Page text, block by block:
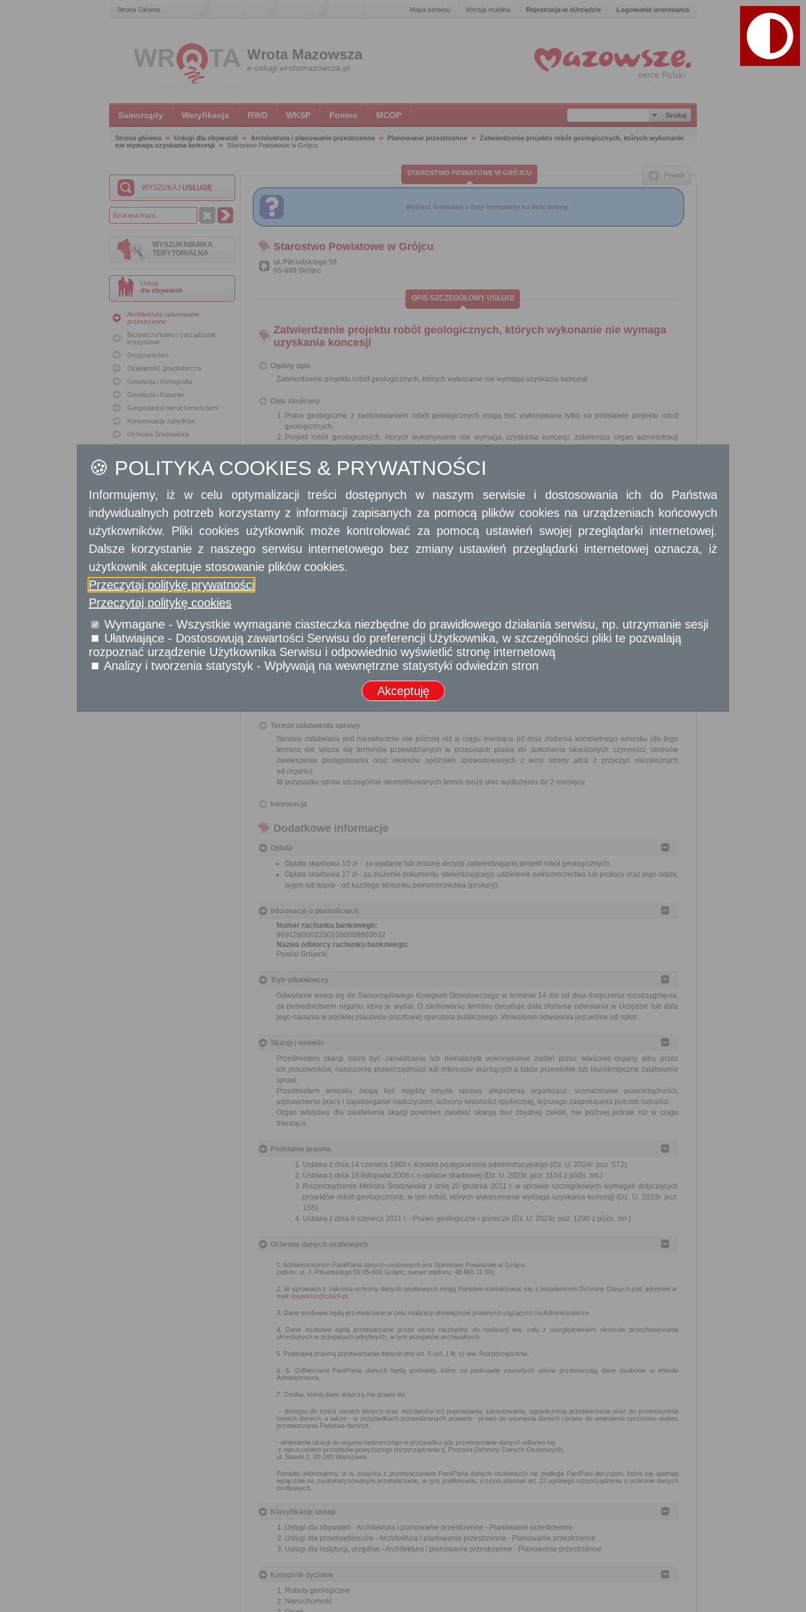
Strona Główna Mapa serwisu Wersja mobilna Rejestracja w eUrzędzie Logowanie interesanta
Wrota Mazowsza
e-uslugi.wrotamazowsza.pl
Samorządy Weryfikacja RWD WKSP Pomoc MCOP
Strona główna Usługi dla obywateli Architektura i planowanie przestrzenne Planowanie przestrzenne
Zatwierdzenie projektu robót geologicznych, których wykonanie
nie wymaga uzyskania koncesji
Starostwo Powiatowe w Grójcu
WYSZUKAJ USŁUGĘ
WYSZUKIWARKA
TERYTORIALNA
Usługi
dla obywateli
Architektura i planowanie
przestrzenne
Bezpieczeństwo i zarządzanie
kryzysowe
Drogownictwo
Działalność gospodarcza
Geodezja i Kartografia
Geodezja i Kataster
Gospodarka nieruchomościami
Konserwacja zabytków
Ochrona Środowiska
Podatki i opłaty lokalne
Polityka lokalowa
Skargi i wnioski
Sport i Rekreacja
Sprawy komunalne
Sprawy obywatelskie
Udostępnianie informacji publicznej
Urząd Stanu Cywilnego
Usługi
dla przedsiębiorców
Usługi
dla instytucji,
urzędów
STAROSTWO POWIATOWE W GRÓJCU Powrót
Wybierz formularz z listy formularzy na dole strony.
Starostwo Powiatowe w Grójcu
ul. Piłsudskiego 59
05-600 Grójec
OPIS SZCZEGÓŁOWY USŁUGI
Zatwierdzenie projektu robót geologicznych, których wykonanie nie wymaga
uzyskania koncesji
Ogólny opis
Zatwierdzenie projektu robót geologicznych, których wykonanie nie wymaga uzyskania koncesji
Opis skrócony
Prace geologiczne z zastosowaniem robót geologicznych mogą być wykonywane tylko na podstawie projektu robót
geologicznych.
Projekt robót geologicznych, których wykonywanie nie wymaga uzyskania koncesji, zatwierdza organ administracji
Zatwierdzenie projektu robót geologicznych wymaga opinii wójta (burmistrza, prezydenta miasta) właściwego
ze względu na miejsce wykonywania robót geologicznych, a w przypadku robót geologicznych wykonywanych
węglowodorów - opinii Prezesa Wyższego Urzędu Górniczego w zakresie technicznych możliwości prowadzenia
działalności oraz zapewnienia jej bezpieczeństwa.
Przepisów ustawy z dnia 9 czerwca 2011 r. - Prawo geologiczne i górnicze dotyczących użytkowania górniczego
Projekt zatwierdza się na czas oznaczony, nie dłuższy niż 5 lat, w zależności od zakresu i harmonogramu zamierzonych
robót geologicznych.
Wymagane dokumenty
w tym robót, których wykonywanie wymaga uzyskania koncesji (Dz. U. Nr 288, poz. 1696 z późn. zm.).
Opinia Prezesa Wyższego Urzędu Górniczego w zakresie technicznych możliwości prowadzenia działalności oraz
zapewnienia jej bezpieczeństwa.
Pełnomocnictwo w przypadku ustanowienia pełnomocnika wraz z dowodem uiszczenia stosownej opłaty.
Dowód uiszczenia należnej opłaty skarbowej.
Obywatel, Przedsiębiorca, Instytucja
Termin załatwienia sprawy
Sprawa załatwiana jest niezwłocznie nie później niż w ciągu miesiąca od dnia złożenia kompletnego wniosku (do tego
terminu nie wlicza się terminów przewidzianych w przepisach prawa do dokonania określonych czynności, okresów
zawieszenia postępowania oraz okresów opóźnień spowodowanych z winy strony albo z przyczyn niezależnych
od organu).
W przypadku spraw szczególnie skomplikowanych termin może ulec wydłużeniu do 2 miesięcy.
Informacja
Dodatkowe informacje
Opłata
Opłata skarbowa 10 zł - za wydanie lub zmianę decyzji zatwierdzającej projekt robót geologicznych.
Opłata skarbowa 17 zł - za złożenie dokumentu stwierdzającego udzielenie pełnomocnictwa lub prokury oraz jego odpis,
wypis lub kopia - od każdego stosunku pełnomocnictwa (prokury).
Informacje o płatnościach
Numer rachunku bankowego:
96912800022001000008660032
Nazwa odbiorcy rachunku bankowego:
Powiat Grójecki
Tryb odwoławczy
Odwołanie wnosi się do Samorządowego Kolegium Odwoławczego w terminie 14 dni od dnia doręczenia rozstrzygnięcia,
za pośrednictwem organu, który je wydał. O zachowaniu terminu decyduje data złożenia odwołania w Urzędzie lub data
jego nadania w polskiej placówce pocztowej operatora publicznego. Wniesienie odwołania jest wolne od opłat.
Skargi i wnioski
Przedmiotem skargi może być zaniedbanie lub nienależyte wykonywanie zadań przez właściwe organy albo przez
ich pracowników, naruszenie praworządności lub interesów skarżących a także przewlekłe lub biurokratyczne załatwianie
spraw.
Przedmiotem wniosku mogą być między innymi sprawy ulepszenia organizacji, wzmacnianie praworządności,
usprawnienie pracy i zapobieganie nadużyciom, ochrony własności społecznej, lepszego zaspokajania potrzeb ludności.
Organ właściwy dla załatwienia skargi powinien załatwić skargę bez zbędnej zwłoki, nie później jednak niż w ciągu
miesiąca.
Podstawa prawna
Ustawa z dnia 14 czerwca 1960 r. Kodeks postępowania administracyjnego (Dz. U. 2024r. poz. 572)
Ustawa z dnia 16 listopada 2006 r. o opłacie skarbowej (Dz. U. 2025r. poz. 1154 z późn. zm.)
Rozporządzenie Ministra Środowiska z dnia 20 grudnia 2011 r. w sprawie szczegółowych wymagań dotyczących
projektów robót geologicznych, w tym robót, których wykonywanie wymaga uzyskania koncesji (Dz. U. 2023r. poz.
155)
Ustawa z dnia 9 czerwca 2011 r. - Prawo geologiczne i górnicze (Dz. U. 2024r. poz. 1290 z późn. zm.)
Ochrona danych osobowych
1. Administratorem Pani/Pana danych osobowych jest Starostwo Powiatowe w Grójcu
(adres: ul. J. Piłsudskiego 59 05-600 Grójec; numer telefonu: 48 665 11 00).
2. W sprawach z zakresu ochrony danych osobowych mogą Państwo kontaktować się z Inspektorem Ochrony Danych pod adresem e-
mail: inspektor@cbi24.pl
3. Dane osobowe będą przetwarzane w celu realizacji obowiązków prawnych ciążących na Administratorze.
4. Dane osobowe będą przetwarzane przez okres niezbędny do realizacji ww. celu z uwzględnieniem okresów przechowywania
określonych w przepisach odrębnych, w tym przepisów archiwalnych.
5. Podstawą prawną przetwarzania danych jest art. 6 ust. 1 lit. c) ww. Rozporządzenia.
6. 6. Odbiorcami Pani/Pana danych będą podmioty, które na podstawie zawartych umów przetwarzają dane osobowe w imieniu
Administratora.
7. Osoba, której dane dotyczą ma prawo do:
- dostępu do treści swoich danych oraz możliwości ich poprawiania, sprostowania, ograniczenia przetwarzania oraz do przenoszenia
swoich danych, a także - w przypadkach przewidzianych prawem - prawo do usunięcia danych i prawo do wniesienia sprzeciwu wobec
przetwarzania Państwa danych.
- wniesienia skargi do organu nadzorczego w przypadku gdy przetwarzanie danych odbywa się
z naruszeniem przepisów powyższego rozporządzenia tj. Prezesa Ochrony Danych Osobowych,
ul. Stawki 2, 00-193 Warszawa
Ponadto informujemy, iż w związku z przetwarzaniem Pani/Pana danych osobowych nie podlega Pan/Pani decyzjom, które się opierają
wyłącznie na zautomatyzowanym przetwarzaniu, w tym profilowaniu, o czym stanowi art. 22 ogólnego rozporządzenia o ochronie danych
osobowych.
Klasyfikacje usługi
Usługi dla obywateli - Architektura i planowanie przestrzenne - Planowanie przestrzenne
Usługi dla przedsiębiorców - Architektura i planowanie przestrzenne - Planowanie przestrzenne
Usługi dla instytucji, urzędów - Architektura i planowanie przestrzenne - Planowanie przestrzenne
Kategorie życiowe
Roboty geologiczne
Nieruchomość
🍪 POLITYKA COOKIES & PRYWATNOŚCI
Informujemy, iż w celu optymalizacji treści dostępnych w naszym serwisie i dostosowania ich do Państwa
indywidualnych potrzeb korzystamy z informacji zapisanych za pomocą plików cookies na urządzeniach końcowych
użytkowników. Pliki cookies użytkownik może kontrolować za pomocą ustawień swojej przeglądarki internetowej.
Dalsze korzystanie z naszego serwisu internetowego bez zmiany ustawień przeglądarki internetowej oznacza, iż
użytkownik akceptuje stosowanie plików cookies.
Przeczytaj politykę prywatności
Przeczytaj politykę cookies
Wymagane - Wszystkie wymagane ciasteczka niezbędne do prawidłowego działania serwisu, np. utrzymanie sesji
Ułatwiające - Dostosowują zawartości Serwisu do preferencji Użytkownika, w szczególności pliki te pozwalają
rozpoznać urządzenie Użytkownika Serwisu i odpowiednio wyświetlić stronę internetową
Analizy i tworzenia statystyk - Wpływają na wewnętrzne statystyki odwiedzin stron
Akceptuję